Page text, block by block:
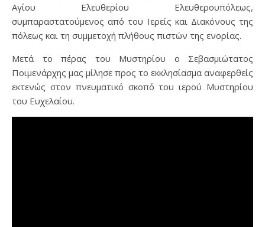
Αγίου Ελευθερίου Ελευθερουπόλεως,
συμπαραστατούμενος από του Ιερείς και Διακόνους της
πόλεως και τη συμμετοχή πλήθους πιστών της ενορίας.
Μετά το πέρας του Μυστηρίου ο Σεβασμιώτατος
Ποιμενάρχης μας μίλησε προς το εκκλησίασμα αναφερθείς
εκτενώς στον πνευματικό σκοπό του ιερού Μυστηρίου
του Ευχελαίου.